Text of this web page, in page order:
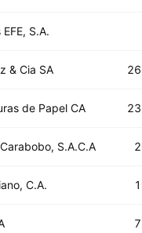
S.A.
& Cia SA
de Papel CA
S.A.C.A
C.A.